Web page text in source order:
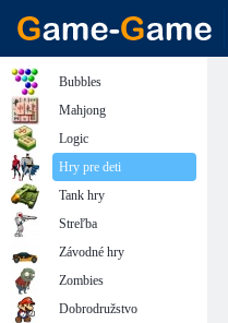
Bubbles
Mahjong
Logic
Hry pre deti
Tank hry
Streľba
Závodné hry
Zombies
Dobrodružstvo